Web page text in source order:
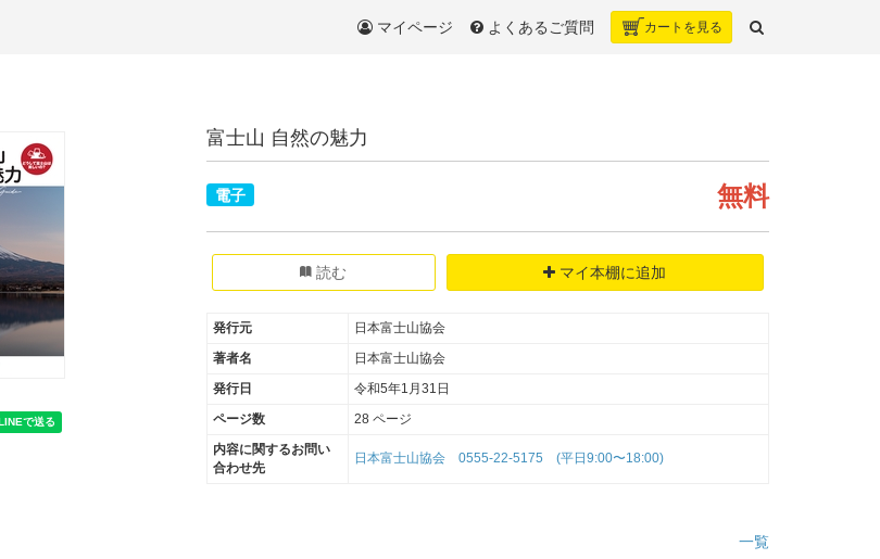
マイページ よくあるご質問 カート を見る
富士山 自然の魅力
電子 無料
マイ本棚に追加
読む
発行元
日本富士山協会
著者名
日本富士山協会
発行日
令和5年1月31日
ページ数
28 ページ
内容に関するお問い
合わせ先
日本富士山協会 0555-22-5175 (平日9:00〜18:00)
一覧